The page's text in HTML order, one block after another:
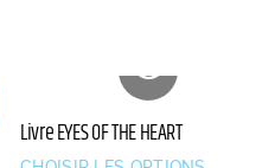
Livre EYES OF THE HEART